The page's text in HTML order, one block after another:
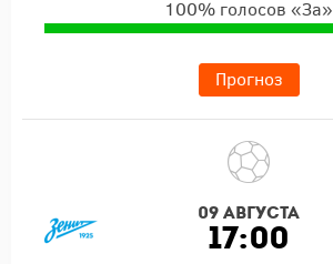
100% голосов «За»
Прогноз
09 августа
17:00